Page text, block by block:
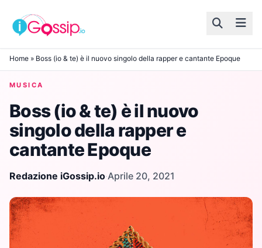
Skip to content
Home » Boss (io & te) è il nuovo singolo della rapper e cantante Epoque
MUSICA
Boss (io & te) è il nuovo
singolo della rapper e
cantante Epoque
Redazione iGossip.io·Aprile 20, 2021